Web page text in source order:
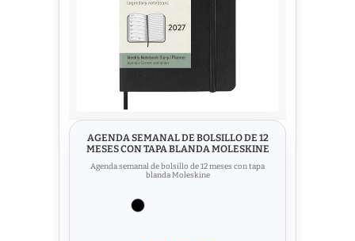
AGENDA SEMANAL DE BOLSILLO DE 12
MESES CON TAPA BLANDA MOLESKINE
Agenda semanal de bolsillo de 12 meses con tapa
blanda Moleskine